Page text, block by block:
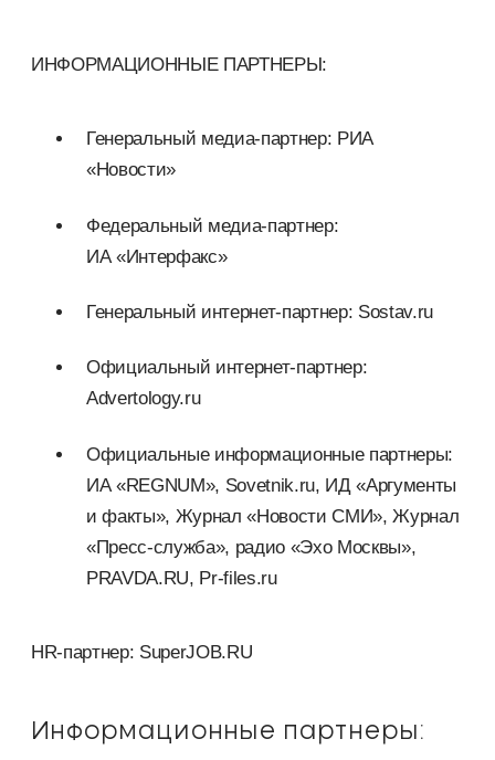
ИНФОРМАЦИОННЫЕ ПАРТНЕРЫ:
Генеральный медиа-партнер: РИА
«Новости»
Федеральный медиа-партнер:
ИА «Интерфакс»
Генеральный интернет-партнер: Sostav.ru
Официальный интернет-партнер:
Advertology.ru
Официальные информационные партнеры:
ИА «REGNUM», Sovetnik.ru, ИД «Аргументы
и факты», Журнал «Новости СМИ», Журнал
«Пресс-служба», радио «Эхо Москвы»,
PRAVDA.RU, Pr-files.ru
HR-партнер: SuperJOB.RU
Информационные партнеры: